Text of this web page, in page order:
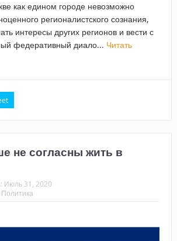
как едином городе невозможно
регионалистского сознания,
интересы других регионов и вести с
федеративный диало... Читать
не согласны жить в
Июль 31, 2020
Политика